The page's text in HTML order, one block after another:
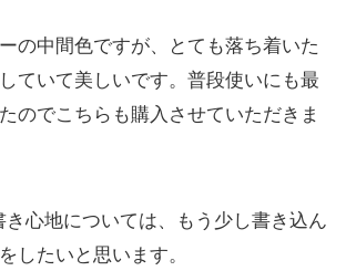
の中間色ですが、とても落ち着いた
ていて美しいです。普段使いにも最
のでこちらも購入させていただきま
き心地については、もう少し書き込ん
したいと思います。